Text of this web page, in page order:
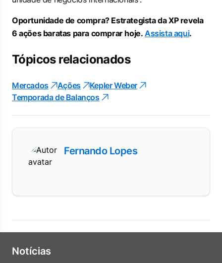
Oportunidade de compra? Estrategista da XP revela
6 ações baratas para comprar hoje.Assista aqui.
Tópicos relacionados
Mercados Ações
Kepler Weber
Temporada de Balanços
Fernando Lopes
Notícias